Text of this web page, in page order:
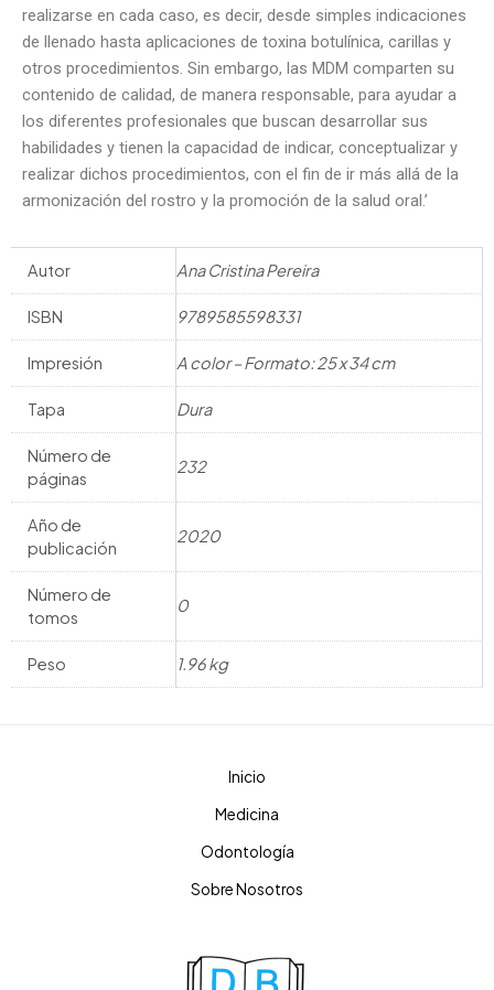
realizarse en cada caso, es decir, desde simples indicaciones
de llenado hasta aplicaciones de toxina botulínica, carillas y
otros procedimientos. Sin embargo, las MDM comparten su
contenido de calidad, de manera responsable, para ayudar a
los diferentes profesionales que buscan desarrollar sus
habilidades y tienen la capacidad de indicar, conceptualizar y
realizar dichos procedimientos, con el fin de ir más allá de la
armonización del rostro y la promoción de la salud oral.’
Autor Ana Cristina Pereira
ISBN 9789585598331
Impresión A color – Formato: 25 x 34 cm
Tapa Dura
Número de
páginas
232
Año de
publicación
2020
Número de
tomos
0
Peso 1.96 kg
Inicio
Medicina
Odontología
Sobre Nosotros